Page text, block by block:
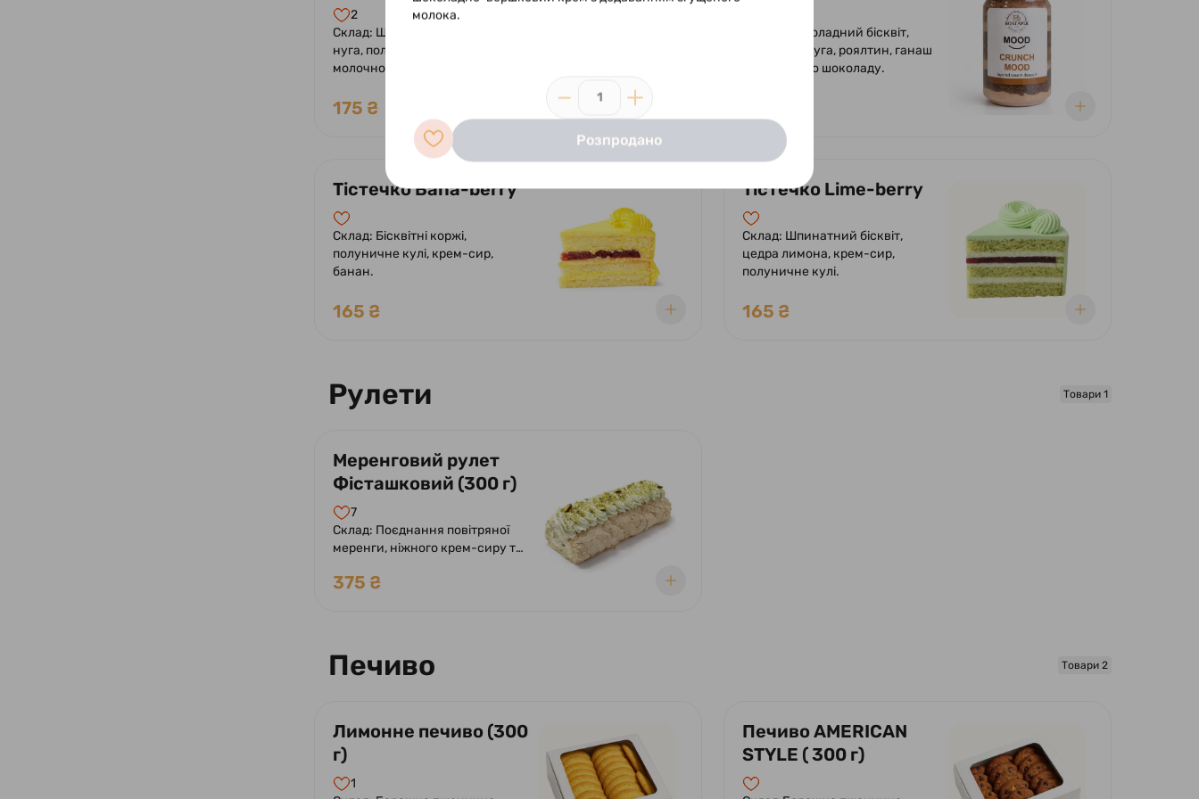
2
Склад: Шоколадний бісквіт,
нуга, полуничне кулі, ганаш із
молочного шоколаду.
175 ₴
Склад: Шоколадний бісквіт,
карамель, нуга, роялтин, ганаш
із молочного шоколаду.
Тістечко Bana-berry
Склад: Бісквітні коржі,
полуничне кулі, крем-сир,
банан.
165 ₴
Тістечко Lime-berry
Склад: Шпинатний бісквіт,
цедра лимона, крем-сир,
полуничне кулі.
165 ₴
Рулети Товари 1
Меренговий рулет
Фісташковий (300 г)
7
Склад: Поєднання повітряної
меренги, ніжного крем-сиру та
Оформлений крем-сиром та
375 ₴
Печиво Товари 2
Лимонне печиво (300
г)
1
Печиво AMERICAN
STYLE ( 300 г)
молока.
1
Розпродано